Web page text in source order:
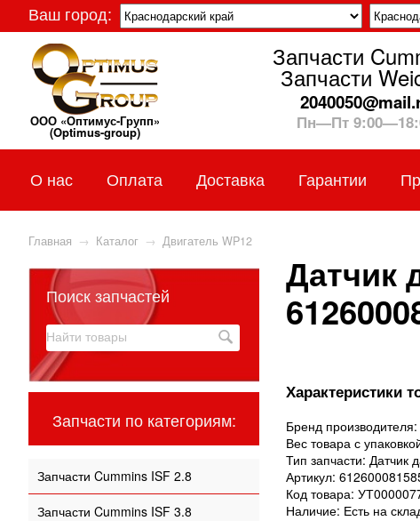
Ваш город:
ООО «Оптимус-Групп»
(Optimus-group)
Запчасти
Запчасти
Пн—Пт
О нас Оплата Доставка Гарантии
Главная → Каталог → Двигатель WP12
Поиск запчастей
Запчасти по категориям:
Запчасти Cummins ISF 2.8
Запчасти Cummins ISF 3.8
Датчик
Характеристики
Бренд
Вес товара с
Тип запчасти: Датчик
Артикул:
Код товара:
Наличие: Есть на